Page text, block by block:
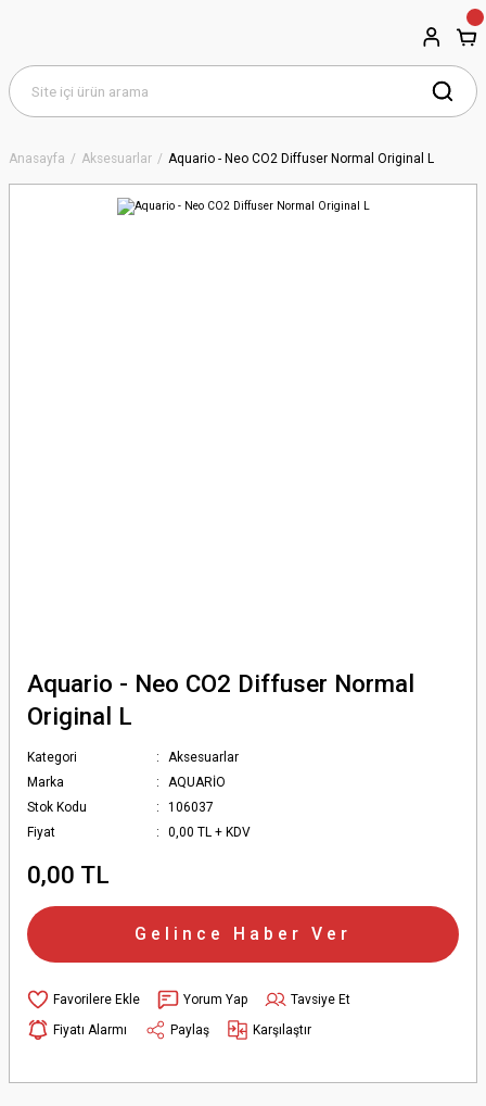
Anasayfa Aksesuarlar Aquario - Neo CO2 Diffuser Normal Original L
Aquario - Neo CO2 Diffuser Normal
Original L
Kategori
Aksesuarlar
Marka
AQUARİO
Stok Kodu
106037
Fiyat
0,00 TL + KDV
0,00 TL
Gelince Haber Ver
Yorum Yap
Tavsiye Et
Fiyatı Alarmı
Paylaş Karşılaştır